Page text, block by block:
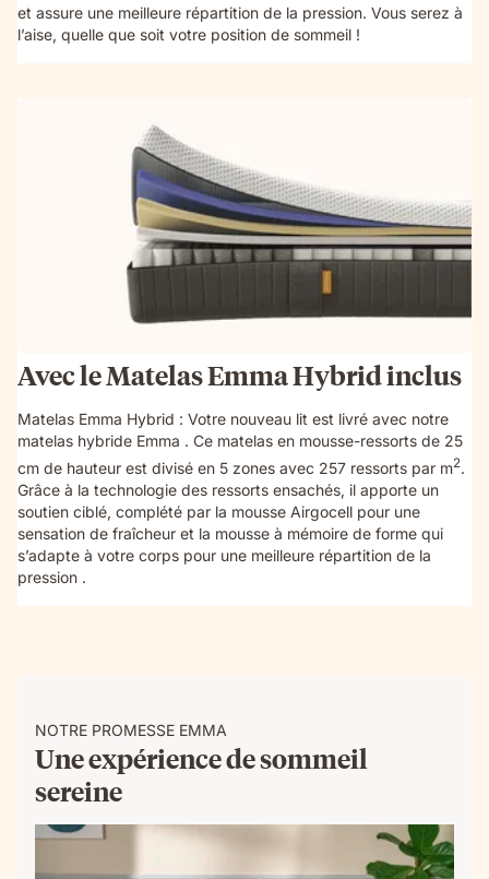
et assure une meilleure répartition de la pression. Vous serez à
l’aise, quelle que soit votre position de sommeil !
Avec le Matelas Emma Hybrid inclus
Matelas Emma Hybrid : Votre nouveau lit est livré avec notre
matelas hybride Emma . Ce matelas en mousse-ressorts de 25
cm de hauteur est divisé en 5 zones avec 257 ressorts par m2.
Grâce à la technologie des ressorts ensachés, il apporte un
soutien ciblé, complété par la mousse Airgocell pour une
sensation de fraîcheur et la mousse à mémoire de forme qui
s’adapte à votre corps pour une meilleure répartition de la
pression .
NOTRE PROMESSE EMMA
Une expérience de sommeil
sereine